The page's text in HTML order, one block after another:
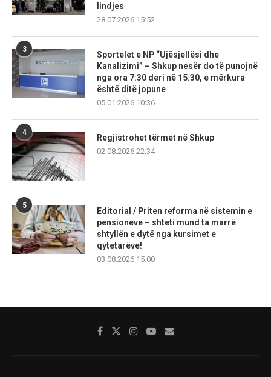
lindjes
28.07.2026 15:52
3
Sportelet e NP “Ujësjellësi dhe
Kanalizimi” – Shkup nesër do të punojnë
nga ora 7:30 deri në 15:30, e mërkura
është ditë jopune
05.01.2026 10:36
4
Regjistrohet tërmet në Shkup
02.08.2026 22:34
5
Editorial / Priten reforma në sistemin e
pensioneve – shteti mund ta marrë
shtyllën e dytë nga kursimet e
qytetarëve!
03.08.2026 15:00